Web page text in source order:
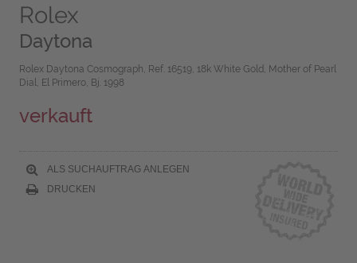
Rolex
Daytona
Rolex Daytona Cosmograph, Ref. 16519, 18k White Gold, Mother of Pearl
Dial, El Primero, Bj. 1998
verkauft
ALS SUCHAUFTRAG ANLEGEN
DRUCKEN